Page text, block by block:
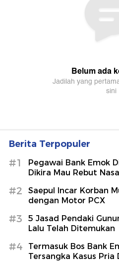
Berita Terpopuler
#1
Pegawai Bank Emok
Dikira Mau Rebut
#2
Saepul Incar Korban
dengan Motor PCX
#3
5 Jasad Pendaki
Lalu Telah Ditemukan
#4
Termasuk Bos Bank
Tersangka Kasus Pria